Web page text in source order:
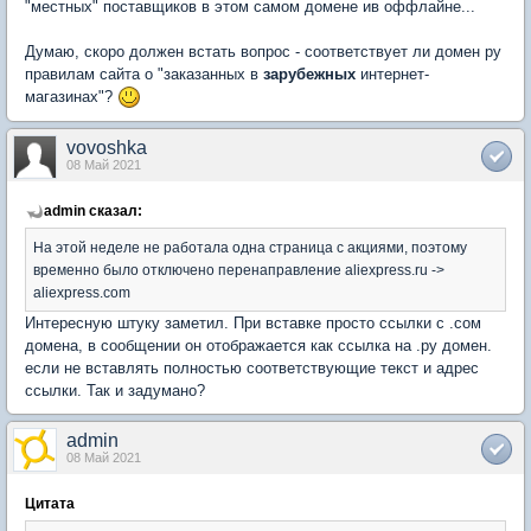
"местных" поставщиков в этом самом домене ив оффлайне...
Думаю, скоро должен встать вопрос - соответствует ли домен ру
правилам сайта о "заказанных в зарубежных интернет-
магазинах"?
vovoshka
08 Май 2021
admin сказал:
На этой неделе не работала одна страница с акциями, поэтому
временно было отключено перенаправление aliexpress.ru ->
aliexpress.com
Интересную штуку заметил. При вставке просто ссылки с .сом
домена, в сообщении он отображается как ссылка на .ру домен.
если не вставлять полностью соответствующие текст и адрес
ссылки. Так и задумано?
admin
08 Май 2021
Цитата